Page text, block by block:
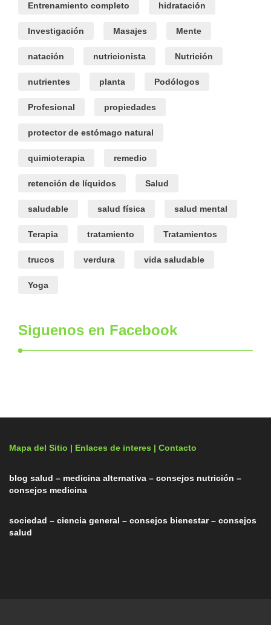
Entrenamiento completo hidratación
Investigación Masajes Mente
natación nutricionista Nutrición
nutrientes planta Podólogos
Profesional propiedades
protector de estómago natural
quimioterapia remedio
retención de líquidos Salud
saludable salud física salud mental
Terapia tratamiento Tratamientos
trucos verdura vida saludable
Yoga
Siguenos en Facebook
Mapa del Sitio | Enlaces de interes | Contacto
blog salud – medicina alternativa – consejos nutrición –
consejos medicina
sociedad – ciencia general – consejos bienestar – consejos
salud